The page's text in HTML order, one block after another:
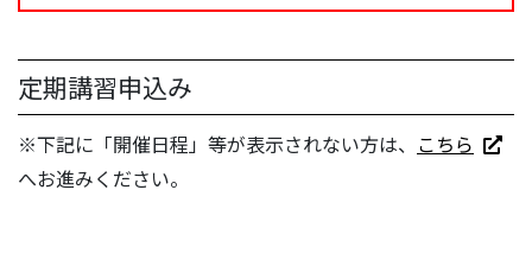
定期講習申込み
※下記に「開催日程」等が表示されない方は、 こちら
へお進みください。